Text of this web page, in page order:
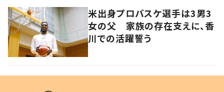
米出身プロバスケ選手は3男3
女の父 家族の存在支えに、香
川での活躍誓う